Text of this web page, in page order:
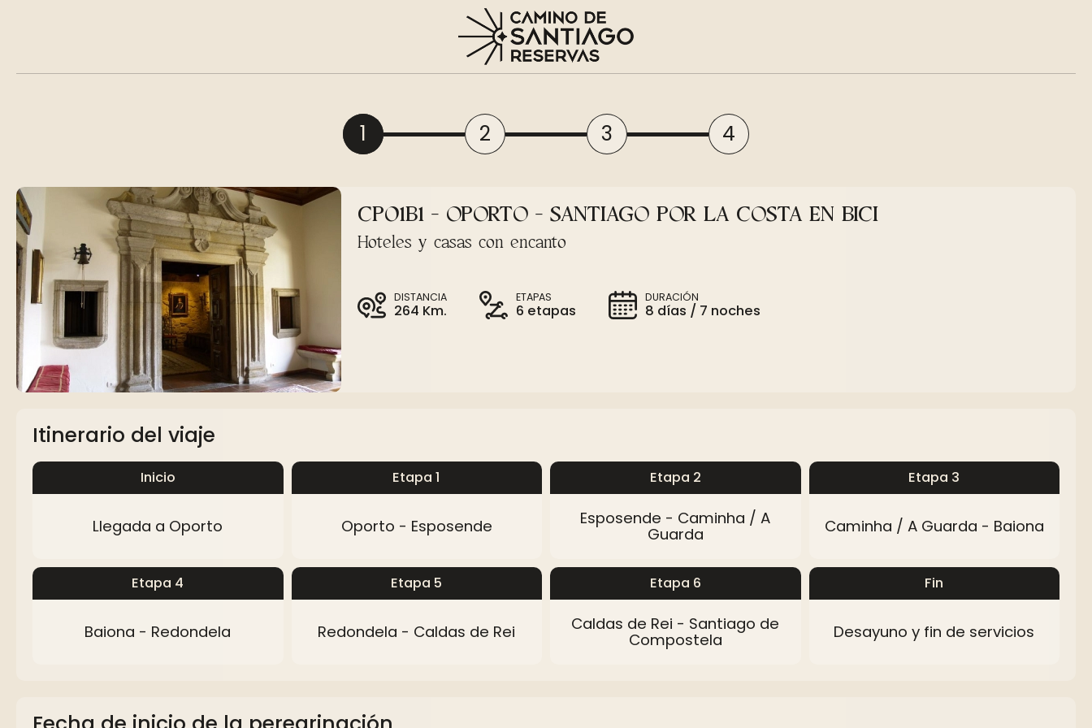
1 2 3 4
CP01B1 - OPORTO - SANTIAGO POR LA COSTA EN BICI
Hoteles y casas con encanto
DISTANCIA
264 Km.
ETAPAS
6 etapas
DURACIÓN
8 días / 7 noches
Itinerario del viaje
Inicio
Llegada a Oporto
Etapa 1
Oporto - Esposende
Etapa 2
Esposende - Caminha / A
Guarda
Etapa 3
Caminha / A Guarda - Baiona
Etapa 4
Baiona - Redondela
Etapa 5
Redondela - Caldas de Rei
Etapa 6
Caldas de Rei - Santiago de
Compostela
Fin
Desayuno y fin de servicios